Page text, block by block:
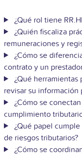
¿Qué rol tiene
¿Quién fiscaliza
remuneraciones y
¿Cómo se
contrato y un
¿Qué herramientas
revisar su información
¿Cómo se
cumplimiento
¿Qué papel
de riesgos tributarios?
¿Cómo se